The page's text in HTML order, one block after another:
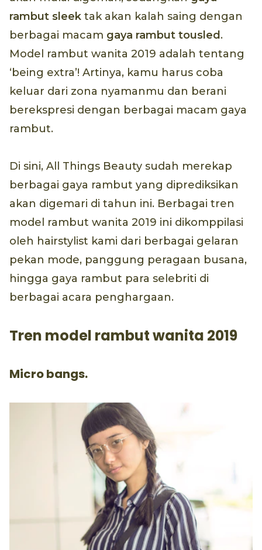
rambut sleek tak akan kalah saing dengan
berbagai macam gaya rambut tousled .
Model rambut wanita 2019 adalah tentang
‘being extra’! Artinya, kamu harus coba
keluar dari zona nyamanmu dan berani
berekspresi dengan berbagai macam gaya
rambut.
Di sini, All Things Beauty sudah merekap
berbagai gaya rambut yang diprediksikan
akan digemari di tahun ini. Berbagai tren
model rambut wanita 2019 ini dikomppilasi
oleh hairstylist kami dari berbagai gelaran
pekan mode, panggung peragaan busana,
hingga gaya rambut para selebriti di
berbagai acara penghargaan.
Tren model rambut wanita 2019
Micro bangs.